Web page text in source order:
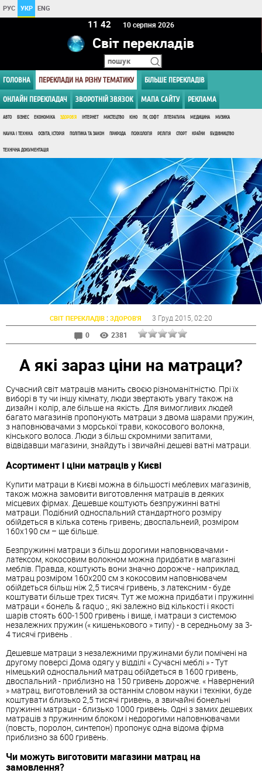
РУС УКР ENG
11 42 10 серпня 2026
Світ перекладів
ГОЛОВНА ПЕРЕКЛАДИ НА РІЗНУ ТЕМАТИКУ БІЛЬШЕ ПЕРЕКЛАДІВ
ОНЛАЙН ПЕРЕКЛАДАЧ ЗВОРОТНІЙ ЗВЯЗОК МАПА САЙТУ РЕКЛАМА
АВТО БІЗНЕС ЕКОНОМІКА ЗДОРОВ'Я ІНТЕРНЕТ МИСТЕЦТВО КІНО ПК, СОФТ ЛІТЕРАТУРА МЕДИЦИНА МУЗИКА
НАУКА І ТЕХНІКА ОСВІТА, ІСТОРІЯ ПОЛІТИКА ТА ЗАКОН ПРИРОДА ПСИХОЛОГІЯ РЕЛІГІЯ СПОРТ КРАЇНИ БУДІВНИЦТВО
ТЕХНІЧНА ДОКУМЕНТАЦІЯ
СВІТ ПЕРЕКЛАДІВ : ЗДОРОВ'Я 3 Груд 2015 , 02:20
0
2381
А які зараз ціни на матраци?
Сучасний світ матраців манить своєю різноманітністю. Прі їх
виборі в ту чи іншу кімнату, люди звертають увагу також на
дизайн і колір, але більше на якість. Для вимогливих людей
багато магазинів пропонують матраци з двома шарами пружин,
з наповнювачами з морської трави, кокосового волокна,
кінського волоса. Люди з більш скромними запитами,
відвідавши магазини, знайдуть і звичайні дешеві ватні матраци.
Асортимент і ціни матраців у Києві
Купити матраци в Києві можна в більшості меблевих магазинів,
також можна замовити виготовлення матраців в деяких
місцевих фірмах. Дешевше коштують безпружинні ватні
матраци. Подібний односпальний стандартного розміру
обійдеться в кілька сотень гривень; двоспальнеий, розміром
160х190 см – ще більше.
Безпружинні матраци з більш дорогими наповнювачами -
латексом, кокосовим волокном можна придбати в магазині
меблів. Правда, коштують вони значно дорожче - наприклад,
матрац розміром 160х200 см з кокосовим наповнювачем
обійдеться більш ніж 2,5 тисячі гривень, з латексним - буде
коштувати більше трех тисяч. Тут же можна придбати і пружинні
матраци « бонель & raquo ;, які залежно від кількості і якості
шарів стоять 600-1500 гривень і вище, і матраци з системою
незалежних пружин (« кишенькового » типу) - в середньому за 3-
4 тисячі гривень .
Дешевше матраци з незалежними пружинами були помічені на
другому поверсі Дома одягу у відділі « Сучасні меблі » - Тут
німецький односпальний матрац обійдеться в 1600 гривень,
двоспальний - приблизно на 150 гривень дорожче. « Навернений
» матрац, виготовлений за останнім словом науки і техніки, буде
коштувати близько 2,5 тисячі гривень, а звичайні бонельні
пружинні матраци - близько 1000 гривень. Одні з замих дешевих
матраців з пружинним блоком і недорогими наповнювачами
(повсть, поролон, синтепон) пропонує одна відома фірма
приблизно за 600 гривень.
Чи можуть виготовити магазини матрац на
замовлення?